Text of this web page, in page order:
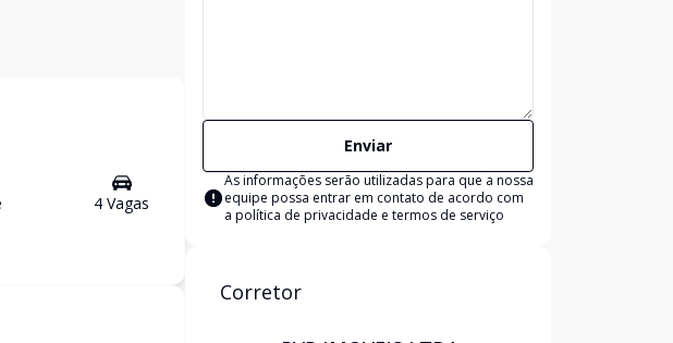
4 Vagas
Enviar
As informações serão utilizadas para que a nossa
equipe possa entrar em contato de acordo com
a política de privacidade e termos de serviço
Corretor